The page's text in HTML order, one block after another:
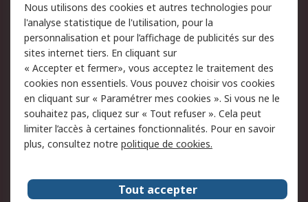
du site
Politique de protection
des données - Mise à
jour
Sécurité des E-mails
Conditions générales
de vente
Politique anti-
corruption
Campagnes marketing
A propos de RS
A propos de RS France
Evénements
Le groupe RS Group Plc
Presse
Nous utilisons des cookies et autres technologies pour
l'analyse statistique de l'utilisation, pour la
personnalisation et pour l’affichage de publicités sur des
sites internet tiers. En cliquant sur
« Accepter et fermer», vous acceptez le traitement des
cookies non essentiels. Vous pouvez choisir vos cookies
en cliquant sur « Paramétrer mes cookies ». Si vous ne le
souhaitez pas, cliquez sur « Tout refuser ». Cela peut
limiter l’accès à certaines fonctionnalités. Pour en savoir
plus, consultez notre politique de cookies.
Tout accepter